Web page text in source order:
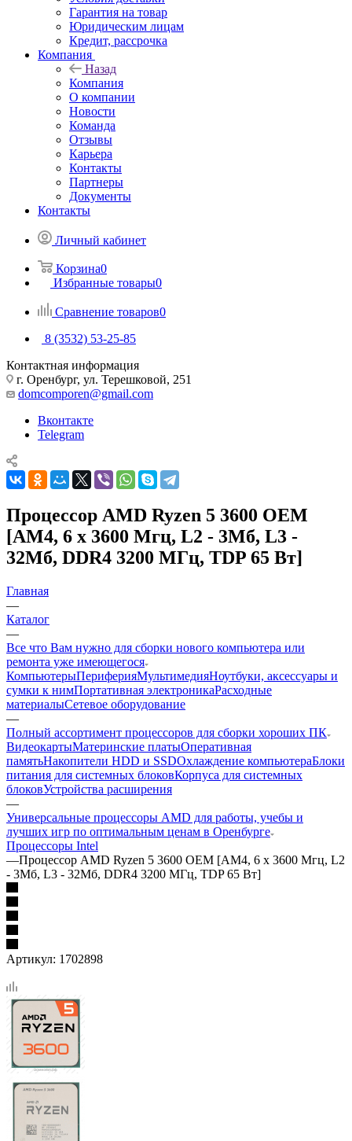
Гарантия на товар
Юридическим лицам
Кредит, рассрочка
Компания
Назад
Компания
О компании
Новости
Команда
Отзывы
Карьера
Контакты
Партнеры
Документы
Контакты
Личный кабинет
Корзина0
Избранные товары0
Сравнение товаров0
8 (3532) 53-25-85
Контактная информация
г. Оренбург, ул. Терешковой, 251
domcomporen@gmail.com
Вконтакте
Telegram
Процессор AMD Ryzen 5 3600 OEM
[AM4, 6 x 3600 Мгц, L2 - 3Мб, L3 -
32Мб, DDR4 3200 МГц, TDP 65 Вт]
Главная
—
Каталог
—
Все что Вам нужно для сборки нового компьютера или
ремонта уже имеющегося
КомпьютерыПериферияМультимедияНоутбуки, аксессуары и
сумки к нимПортативная электроникаРасходные
материалыСетевое оборудование
—
Полный ассортимент процессоров для сборки хороших ПК
ВидеокартыМатеринские платыОперативная
памятьНакопители HDD и SSDОхлаждение компьютераБлоки
питания для системных блоковКорпуса для системных
блоковУстройства расширения
—
Универсальные процессоры AMD для работы, учебы и
лучших игр по оптимальным ценам в Оренбурге
Процессоры Intel
—Процессор AMD Ryzen 5 3600 OEM [AM4, 6 x 3600 Мгц, L2
- 3Мб, L3 - 32Мб, DDR4 3200 МГц, TDP 65 Вт]
Артикул: 1702898